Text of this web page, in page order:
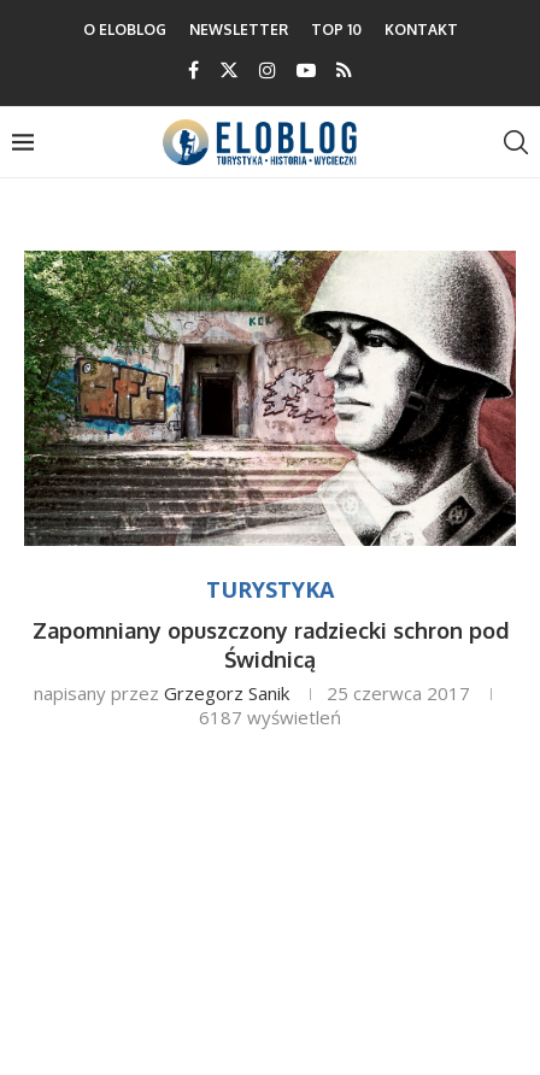
O ELOBLOG NEWSLETTER TOP 10 KONTAKT
TURYSTYKA
Zapomniany opuszczony radziecki schron pod
Świdnicą
napisany przez Grzegorz Sanik
25 czerwca 2017
6187 wyświetleń